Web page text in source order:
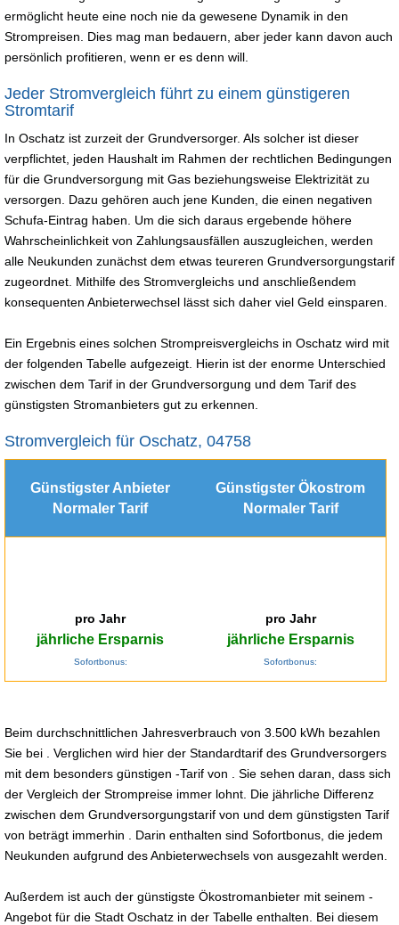
ermöglicht heute eine noch nie da gewesene Dynamik in den
Strompreisen. Dies mag man bedauern, aber jeder kann davon auch
persönlich profitieren, wenn er es denn will.
Jeder Stromvergleich führt zu einem günstigeren
Stromtarif
In Oschatz ist zurzeit der Grundversorger. Als solcher ist dieser
verpflichtet, jeden Haushalt im Rahmen der rechtlichen Bedingungen
für die Grundversorgung mit Gas beziehungsweise Elektrizität zu
versorgen. Dazu gehören auch jene Kunden, die einen negativen
Schufa-Eintrag haben. Um die sich daraus ergebende höhere
Wahrscheinlichkeit von Zahlungsausfällen auszugleichen, werden
alle Neukunden zunächst dem etwas teureren Grundversorgungstarif
zugeordnet. Mithilfe des Stromvergleichs und anschließendem
konsequenten Anbieterwechsel lässt sich daher viel Geld einsparen.
Ein Ergebnis eines solchen Strompreisvergleichs in Oschatz wird mit
der folgenden Tabelle aufgezeigt. Hierin ist der enorme Unterschied
zwischen dem Tarif in der Grundversorgung und dem Tarif des
günstigsten Stromanbieters gut zu erkennen.
Stromvergleich für Oschatz, 04758
Günstigster Anbieter
Normaler Tarif
Günstigster Ökostrom
Normaler Tarif
pro Jahr
jährliche Ersparnis
Sofortbonus:
pro Jahr
jährliche Ersparnis
Sofortbonus:
Beim durchschnittlichen Jahresverbrauch von 3.500 kWh bezahlen
Sie bei . Verglichen wird hier der Standardtarif des Grundversorgers
mit dem besonders günstigen -Tarif von . Sie sehen daran, dass sich
der Vergleich der Strompreise immer lohnt. Die jährliche Differenz
zwischen dem Grundversorgungstarif von und dem günstigsten Tarif
von beträgt immerhin . Darin enthalten sind Sofortbonus, die jedem
Neukunden aufgrund des Anbieterwechsels von ausgezahlt werden.
Außerdem ist auch der günstigste Ökostromanbieter mit seinem -
Angebot für die Stadt Oschatz in der Tabelle enthalten. Bei diesem